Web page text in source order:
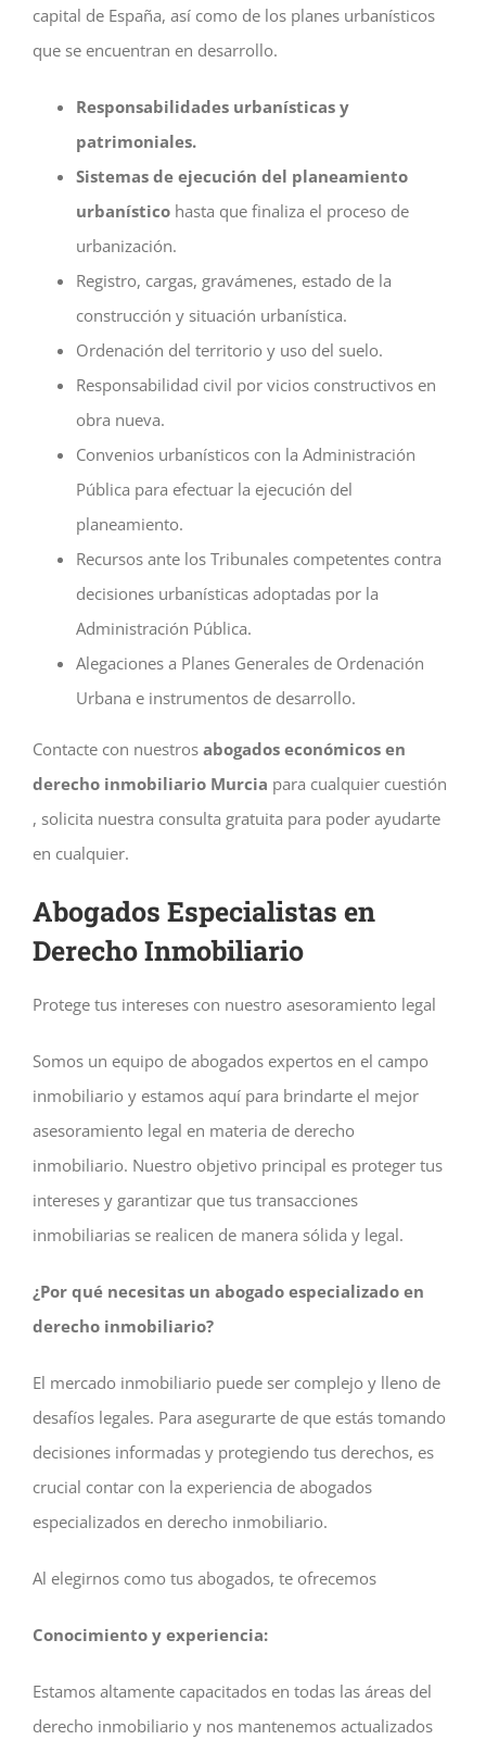
capital de España, así como de los planes urbanísticos
que se encuentran en desarrollo.
Responsabilidades urbanísticas y
patrimoniales.
Sistemas de ejecución del planeamiento
urbanísticohasta que finaliza el proceso de
urbanización.
Registro, cargas, gravámenes, estado de la
construcción y situación urbanística.
Ordenación del territorio y uso del suelo.
Responsabilidad civil por vicios constructivos en
obra nueva.
Convenios urbanísticos con la Administración
Pública para efectuar la ejecución del
planeamiento.
Recursos ante los Tribunales competentes contra
decisiones urbanísticas adoptadas por la
Administración Pública.
Alegaciones a Planes Generales de Ordenación
Urbana e instrumentos de desarrollo.
Contacte con nuestros abogados económicos en
derecho inmobiliario Murcia para cualquier cuestión
, solicita nuestra consulta gratuita para poder ayudarte
en cualquier.
Abogados Especialistas en
Derecho Inmobiliario
Protege tus intereses con nuestro asesoramiento legal
Somos un equipo de abogados expertos en el campo
inmobiliario y estamos aquí para brindarte el mejor
asesoramiento legal en materia de derecho
inmobiliario. Nuestro objetivo principal es proteger tus
intereses y garantizar que tus transacciones
inmobiliarias se realicen de manera sólida y legal.
¿Por qué necesitas un abogado especializado en
derecho inmobiliario?
El mercado inmobiliario puede ser complejo y lleno de
desafíos legales. Para asegurarte de que estás tomando
decisiones informadas y protegiendo tus derechos, es
crucial contar con la experiencia de abogados
especializados en derecho inmobiliario.
Al elegirnos como tus abogados, te ofrecemos
Conocimiento y experiencia:
Estamos altamente capacitados en todas las áreas del
derecho inmobiliario y nos mantenemos actualizados